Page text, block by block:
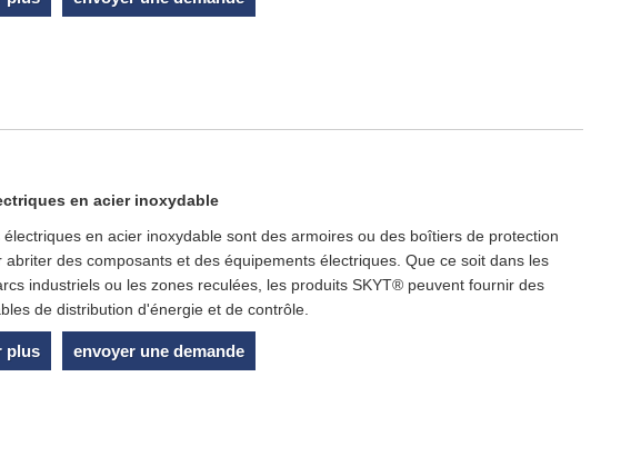
en acier inoxydable
électriques en acier inoxydable sont des armoires ou des boîtiers de protection
abriter des composants et des équipements électriques. Que ce soit dans les
industriels ou les zones reculées, les produits SKYT® peuvent fournir des
de distribution d'énergie et de contrôle.
plus envoyer une demande